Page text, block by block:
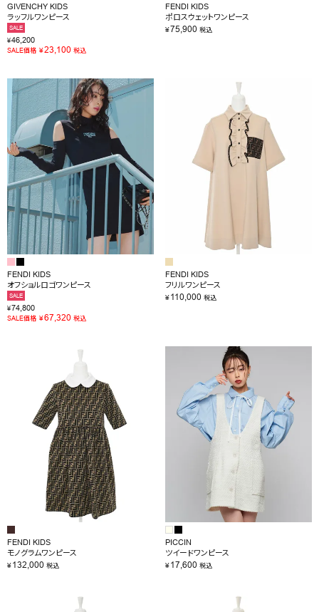
GIVENCHY KIDS
ラッフルワンピース
SALE
¥46,200
SALE価格 ¥23,100 税込
FENDI KIDS
ポロスウェットワンピース
¥75,900 税込
FENDI KIDS
オフショルロゴワンピース
SALE
¥74,800
SALE価格 ¥67,320 税込
FENDI KIDS
フリルワンピース
¥110,000 税込
FENDI KIDS
モノグラムワンピース
¥132,000 税込
PICCIN
ツイードワンピース
¥17,600 税込